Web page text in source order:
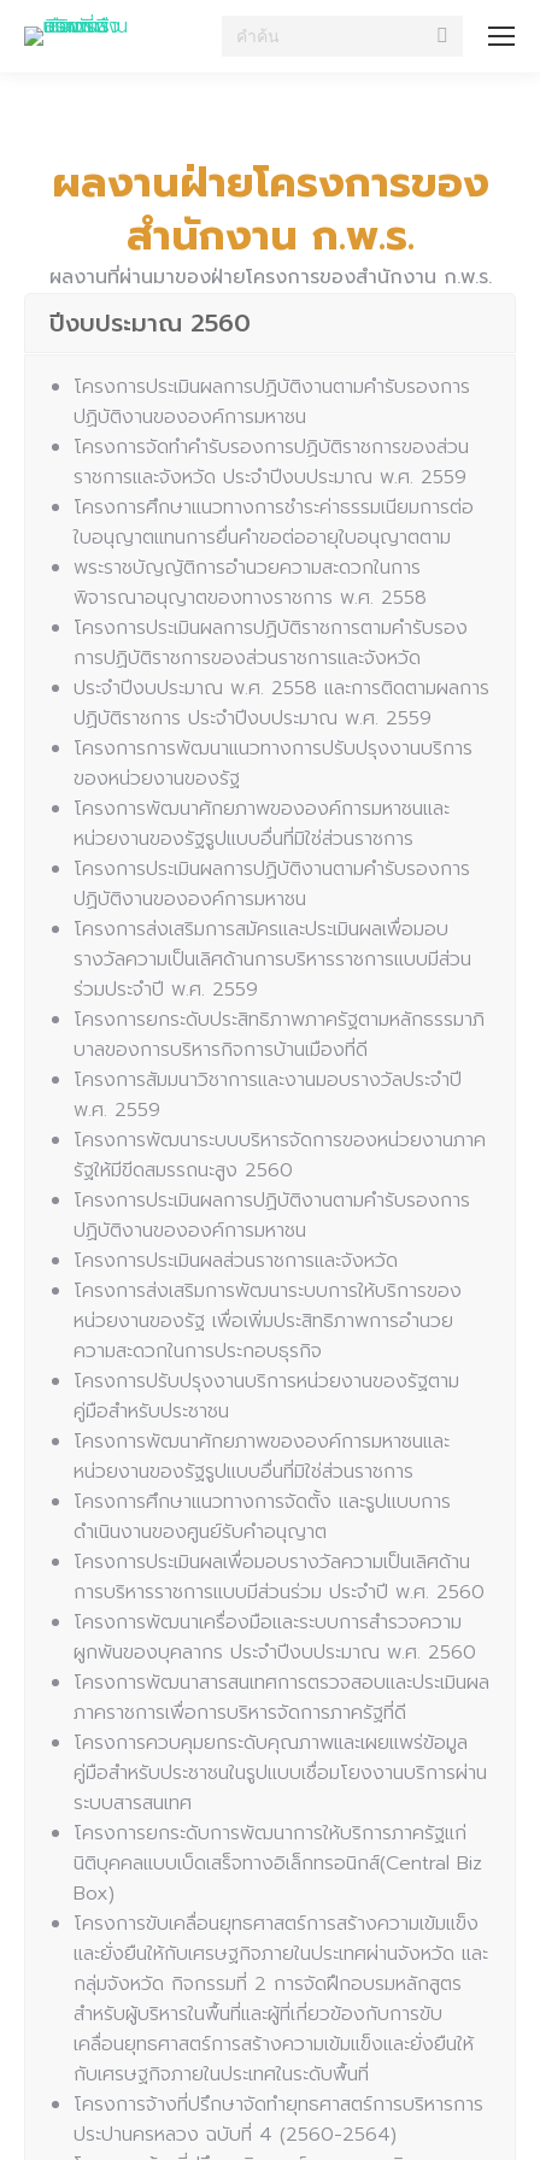
Search:
ผลงานฝ่ายโครงการของ
สำนักงาน ก.พ.ร.
ผลงานที่ผ่านมาของฝ่ายโครงการของสำนักงาน ก.พ.ร.
ปีงบประมาณ 2560
โครงการประเมินผลการปฏิบัติงานตามคำรับรองการ
ปฏิบัติงานขององค์การมหาชน
โครงการจัดทำคำรับรองการปฏิบัติราชการของส่วน
ราชการและจังหวัด ประจำปีงบประมาณ พ.ศ. 2559
โครงการศึกษาแนวทางการชำระค่าธรรมเนียมการต่อ
ใบอนุญาตแทนการยื่นคำขอต่ออายุใบอนุญาตตาม
พระราชบัญญัติการอำนวยความสะดวกในการ
พิจารณาอนุญาตของทางราชการ พ.ศ. 2558
โครงการประเมินผลการปฏิบัติราชการตามคำรับรอง
การปฏิบัติราชการของส่วนราชการและจังหวัด
ประจำปีงบประมาณ พ.ศ. 2558 และการติดตามผลการ
ปฏิบัติราชการ ประจำปีงบประมาณ พ.ศ. 2559
โครงการการพัฒนาแนวทางการปรับปรุงงานบริการ
ของหน่วยงานของรัฐ
โครงการพัฒนาศักยภาพขององค์การมหาชนและ
หน่วยงานของรัฐรูปแบบอื่นที่มิใช่ส่วนราชการ
โครงการประเมินผลการปฏิบัติงานตามคำรับรองการ
ปฏิบัติงานขององค์การมหาชน
โครงการส่งเสริมการสมัครและประเมินผลเพื่อมอบ
รางวัลความเป็นเลิศด้านการบริหารราชการแบบมีส่วน
ร่วมประจำปี พ.ศ. 2559
โครงการยกระดับประสิทธิภาพภาครัฐตามหลักธรรมาภิ
บาลของการบริหารกิจการบ้านเมืองที่ดี
โครงการสัมมนาวิชาการและงานมอบรางวัลประจำปี
พ.ศ. 2559
โครงการพัฒนาระบบบริหารจัดการของหน่วยงานภาค
รัฐให้มีขีดสมรรถนะสูง 2560
โครงการประเมินผลการปฏิบัติงานตามคำรับรองการ
ปฏิบัติงานขององค์การมหาชน
โครงการประเมินผลส่วนราชการและจังหวัด
โครงการส่งเสริมการพัฒนาระบบการให้บริการของ
หน่วยงานของรัฐ เพื่อเพิ่มประสิทธิภาพการอำนวย
ความสะดวกในการประกอบธุรกิจ
โครงการปรับปรุงงานบริการหน่วยงานของรัฐตาม
คู่มือสำหรับประชาชน
โครงการพัฒนาศักยภาพขององค์การมหาชนและ
หน่วยงานของรัฐรูปแบบอื่นที่มิใช่ส่วนราชการ
โครงการศึกษาแนวทางการจัดตั้ง และรูปแบบการ
ดำเนินงานของศูนย์รับคำอนุญาต
โครงการประเมินผลเพื่อมอบรางวัลความเป็นเลิศด้าน
การบริหารราชการแบบมีส่วนร่วม ประจำปี พ.ศ. 2560
โครงการพัฒนาเครื่องมือและระบบการสำรวจความ
ผูกพันของบุคลากร ประจำปีงบประมาณ พ.ศ. 2560
โครงการพัฒนาสารสนเทศการตรวจสอบและประเมินผล
ภาคราชการเพื่อการบริหารจัดการภาครัฐที่ดี
โครงการควบคุมยกระดับคุณภาพและเผยแพร่ข้อมูล
คู่มือสำหรับประชาชนในรูปแบบเชื่อมโยงงานบริการผ่าน
ระบบสารสนเทศ
โครงการยกระดับการพัฒนาการให้บริการภาครัฐแก่
นิติบุคคลแบบเบ็ดเสร็จทางอิเล็กทรอนิกส์(Central Biz
Box)
โครงการขับเคลื่อนยุทธศาสตร์การสร้างความเข้มแข็ง
และยั่งยืนให้กับเศรษฐกิจภายในประเทศผ่านจังหวัด และ
กลุ่มจังหวัด กิจกรรมที่ 2 การจัดฝึกอบรมหลักสูตร
สำหรับผู้บริหารในพื้นที่และผู้ที่เกี่ยวข้องกับการขับ
เคลื่อนยุทธศาสตร์การสร้างความเข้มแข็งและยั่งยืนให้
กับเศรษฐกิจภายในประเทศในระดับพื้นที่
โครงการจ้างที่ปรึกษาจัดทำยุทธศาสตร์การบริหารการ
ประปานครหลวง ฉบับที่ 4 (2560-2564)